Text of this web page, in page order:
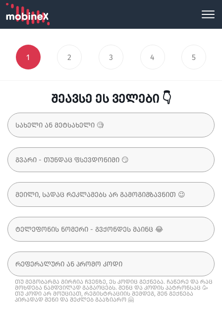
1 2 3 4 5
შეავსე ეს ველები 👇
თუ მეგობარმა გირჩია ჩვენზე, ეს კოდიც გექნება. ჩაწერე და რაც
მოხდება ნამდვილად გაგაოცებს. შენც და კოდის პატრონსაც 🥳
თუ კოდი არ მოუციათ, რეგისტრაციის შემდეგ, შენ გექნება
პირადად შენი და შეძლებ გააზიარო 🤗